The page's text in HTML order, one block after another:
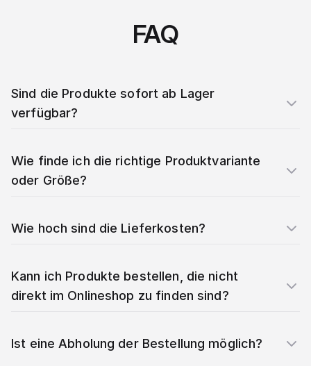
FAQ
Sind die Produkte sofort ab Lager
verfügbar?
Wie finde ich die richtige Produktvariante
oder Größe?
Wie hoch sind die Lieferkosten?
Kann ich Produkte bestellen, die nicht
direkt im Onlineshop zu finden sind?
Ist eine Abholung der Bestellung möglich?